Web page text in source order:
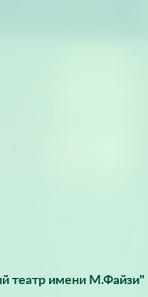
театр имени М.Файзи" |